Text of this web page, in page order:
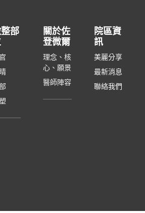
部
關於佐
登微爾
理念、核
心、願景
醫師陣容
院區資
訊
美麗分享
最新消息
聯絡我們